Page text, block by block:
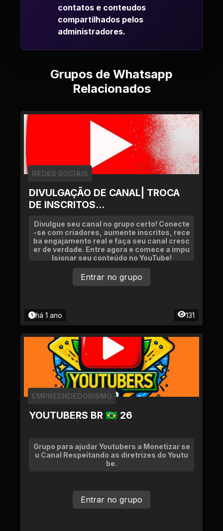
contatos e conteudos
compartilhados pelos
administradores.
Grupos de Whatsapp
Relacionados
DIVULGAÇÃO DE CANAL| TROCA
DE INSCRITOS...
REDES SOCIAIS
Divulgue seu canal no grupo certo! Conecte
-se com criadores, aumente inscritos, rece
ba engajamento real e faça seu canal cresc
er de verdade. Entre agora e comece a impu
lsionar seu conteúdo no YouTube!
há 1 ano 131
Entrar no grupo
YOUTUBERS BR 🇧🇷 26
EMPREENDEDORISMO
Grupo para ajudar Youtubers a Monetizar se
u Canal Respeitando as diretrizes do Youtu
be.
Entrar no grupo